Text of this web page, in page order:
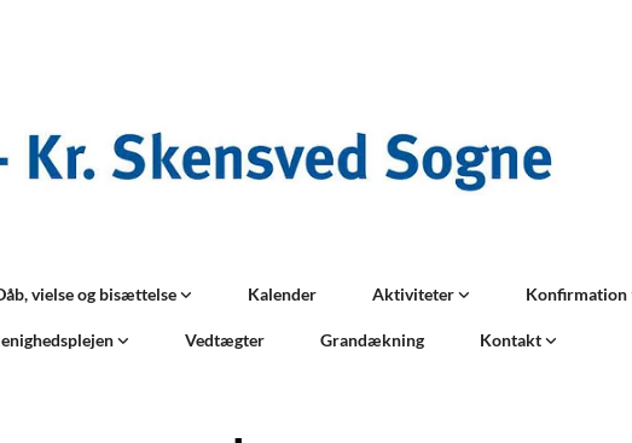
vielse og bisættelse Kalender Aktiviteter Konfirmation
Vedtægter Grandækning Kontakt